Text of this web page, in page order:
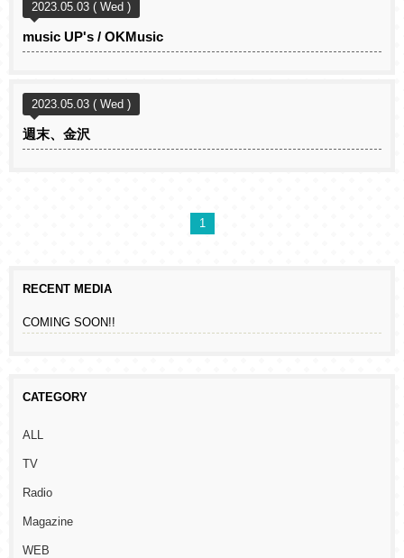
2023.05.03 ( Wed )
music UP's / OKMusic
2023.05.03 ( Wed )
週末、金沢
1
RECENT MEDIA
COMING SOON!!
CATEGORY
ALL
TV
Radio
Magazine
WEB